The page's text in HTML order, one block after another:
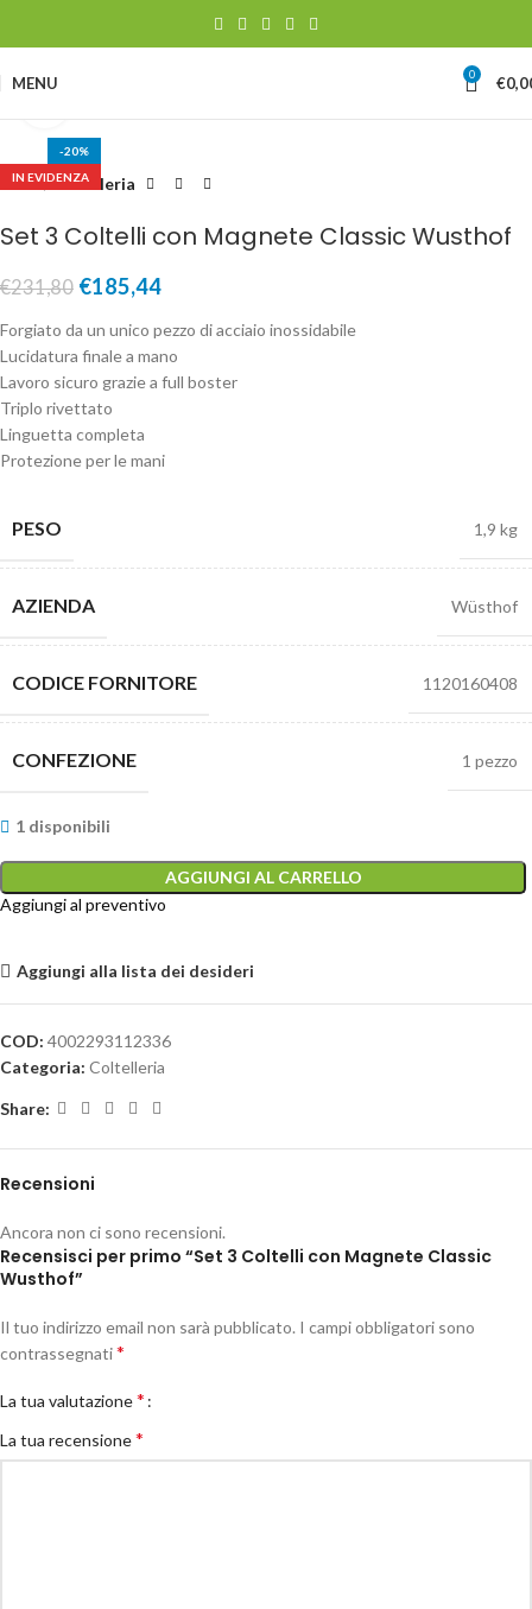
MENU 0 €
-20%
IN EVIDENZA
Home Coltelleria
Set 3 Coltelli con Magnete Classic Wusthof
€231,80 €185,44
Forgiato da un unico pezzo di acciaio inossidabile
Lucidatura finale a mano
Lavoro sicuro grazie a full boster
Triplo rivettato
Linguetta completa
Protezione per le mani
PESO 1,9 kg
AZIENDA Wüsthof
CODICE FORNITORE 1120160408
CONFEZIONE 1 pezzo
1 disponibili
AGGIUNGI AL CARRELLO
Aggiungi al preventivo
Aggiungi alla lista dei desideri
COD: 4002293112336
Categoria: Coltelleria
Share:
Recensioni
Ancora non ci sono recensioni.
Recensisci per primo “Set 3 Coltelli con Magnete Classic
Wusthof”
Il tuo indirizzo email non sarà pubblicato. I campi obbligatori sono
contrassegnati*
La tua valutazione*
La tua recensione*